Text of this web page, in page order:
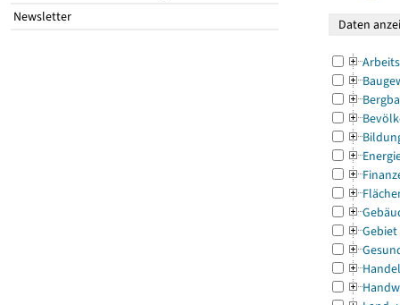
Newsletter
Gebiet